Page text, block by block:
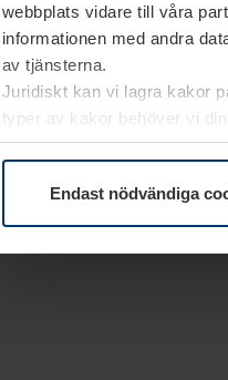
webbplats vidare till våra
informationen med andra
av tjänsterna.
Juridiskt kan vi lagra kakor
typer av kakor behöver vi
kakor under
Endast nödvändiga